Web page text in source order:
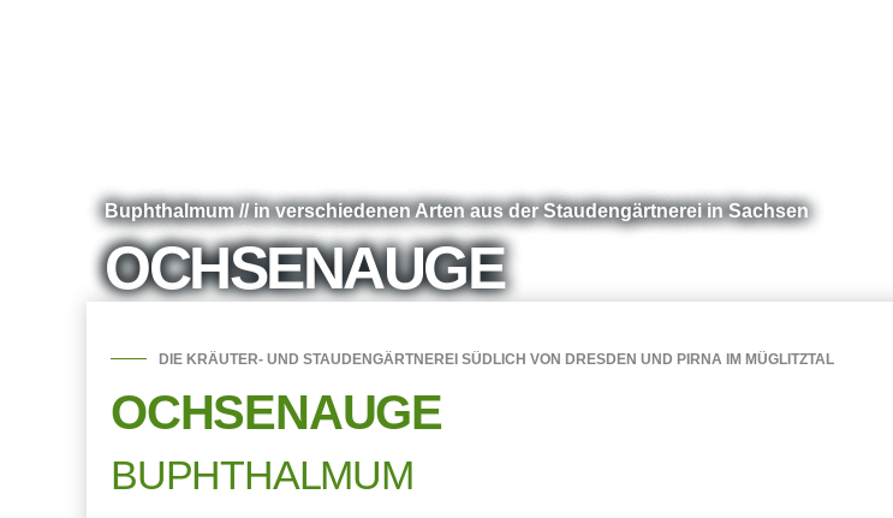
Buphthalmum // in verschiedenen Arten aus der Staudengärtnerei in Sachsen
OCHSENAUGE
DIE KRÄUTER- UND STAUDENGÄRTNEREI SÜDLICH VON DRESDEN UND PIRNA IM MÜGLITZTAL
OCHSENAUGE
BUPHTHALMUM